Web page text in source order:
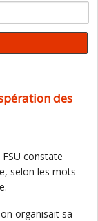
des
constate
selon les mots
organisait sa